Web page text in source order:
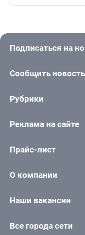
Подписаться на
Сообщить новость
Рубрики
Реклама на сайте
Прайс-лист
О компании
Наши вакансии
Все города сети